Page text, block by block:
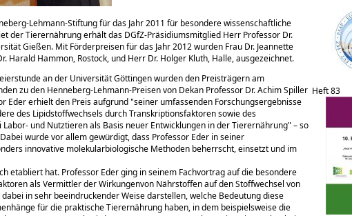
Lehmann-Stiftung für das Jahr 2011 für besondere wissenschaftliche
der Tierernährung erhält das DGfZ-Präsidiumsmitglied Herr Professor Dr.
Gießen. Mit Förderpreisen für das Jahr 2012 wurden Frau Dr. Jeannette
Harald Hammon, Rostock, und Herr Dr. Holger Kluth, Halle, ausgezeichnet.
an der Universität Göttingen wurden den Preisträgern am
zu den Henneberg-Lehmann-Preisen von Dekan Professor Dr. Achim Spiller
Eder erhielt den Preis aufgrund seiner umfassenden Forschungsergebnisse
des Lipidstoffwechsels durch Transkriptionsfaktoren sowie des
und Nutztieren als Basis neuer Entwicklungen in der Tierernährung – so
wurde vor allem gewürdigt, dass Professor Eder in seiner
innovative molekularbiologische Methoden beherrscht, einsetzt und im
etabliert hat. Professor Eder ging in seinem Fachvortrag auf die besondere
als Vermittler der Wirkungenvon Nährstoffen auf den Stoffwechsel von
in sehr beeindruckender Weise darstellen, welche Bedeutung diese
für die praktische Tierernährung haben, in dem beispielsweise die
Heft 83